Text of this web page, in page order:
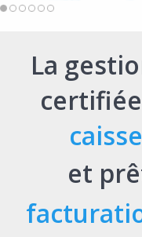
La
certifiée
et